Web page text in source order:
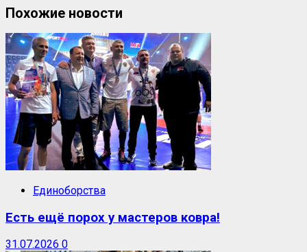
Похожие новости
Единоборства
Есть ещё порох у мастеров ковра!
31.07.2026 0